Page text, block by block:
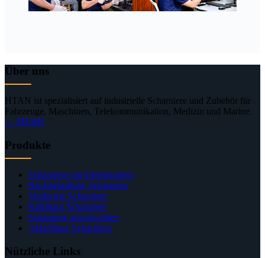
Über uns
HTAN ist spezialisiert auf industrielle Scharniere und Zubehör für
Fahrzeuge, Maschinen, Telekommunikation, Medizin und Marine.
→ MEHR
Produkte
Scharniere mit Drehmoment
Hochbelastbare Scharniere
Verdeckte Scharniere
Kühlhaus Scharniere
Scharniere anschweißen
Abhebbare Scharniere
Nützliche Links